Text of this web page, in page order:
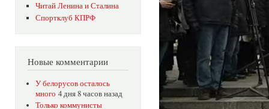
Читай Ленина и Сталина
Спортклуб КПРФ
Новые комментарии
У белорусов осталось
много 4 дня 8 часов назад
Только коммунисты